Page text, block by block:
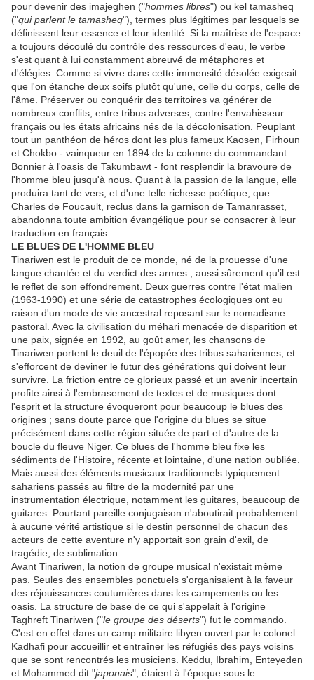
pour devenir des imajeghen ("hommes libres") ou kel tamasheq
("qui parlent le tamasheq"), termes plus légitimes par lesquels se
définissent leur essence et leur identité. Si la maîtrise de l'espace
a toujours découlé du contrôle des ressources d'eau, le verbe
s'est quant à lui constamment abreuvé de métaphores et
d'élégies. Comme si vivre dans cette immensité désolée exigeait
que l'on étanche deux soifs plutôt qu'une, celle du corps, celle de
l'âme. Préserver ou conquérir des territoires va générer de
nombreux conflits, entre tribus adverses, contre l'envahisseur
français ou les états africains nés de la décolonisation. Peuplant
tout un panthéon de héros dont les plus fameux Kaosen, Firhoun
et Chokbo - vainqueur en 1894 de la colonne du commandant
Bonnier à l'oasis de Takumbawt - font resplendir la bravoure de
l'homme bleu jusqu'à nous. Quant à la passion de la langue, elle
produira tant de vers, et d'une telle richesse poétique, que
Charles de Foucault, reclus dans la garnison de Tamanrasset,
abandonna toute ambition évangélique pour se consacrer à leur
traduction en français.
LE BLUES DE L'HOMME BLEU
Tinariwen est le produit de ce monde, né de la prouesse d'une
langue chantée et du verdict des armes ; aussi sûrement qu'il est
le reflet de son effondrement. Deux guerres contre l'état malien
(1963-1990) et une série de catastrophes écologiques ont eu
raison d'un mode de vie ancestral reposant sur le nomadisme
pastoral. Avec la civilisation du méhari menacée de disparition et
une paix, signée en 1992, au goût amer, les chansons de
Tinariwen portent le deuil de l'épopée des tribus sahariennes, et
s'efforcent de deviner le futur des générations qui doivent leur
survivre. La friction entre ce glorieux passé et un avenir incertain
profite ainsi à l'embrasement de textes et de musiques dont
l'esprit et la structure évoqueront pour beaucoup le blues des
origines ; sans doute parce que l'origine du blues se situe
précisément dans cette région située de part et d'autre de la
boucle du fleuve Niger. Ce blues de l'homme bleu fixe les
sédiments de l'Histoire, récente et lointaine, d'une nation oubliée.
Mais aussi des éléments musicaux traditionnels typiquement
sahariens passés au filtre de la modernité par une
instrumentation électrique, notamment les guitares, beaucoup de
guitares. Pourtant pareille conjugaison n'aboutirait probablement
à aucune vérité artistique si le destin personnel de chacun des
acteurs de cette aventure n'y apportait son grain d'exil, de
tragédie, de sublimation.
Avant Tinariwen, la notion de groupe musical n'existait même
pas. Seules des ensembles ponctuels s'organisaient à la faveur
des réjouissances coutumières dans les campements ou les
oasis. La structure de base de ce qui s'appelait à l'origine
Taghreft Tinariwen ("le groupe des déserts") fut le commando.
C'est en effet dans un camp militaire libyen ouvert par le colonel
Kadhafi pour accueillir et entraîner les réfugiés des pays voisins
que se sont rencontrés les musiciens. Keddu, Ibrahim, Enteyeden
et Mohammed dit "japonais", étaient à l'époque sous le